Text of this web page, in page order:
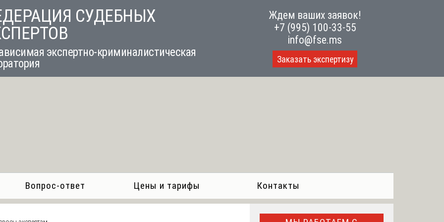
СУДЕБНЫХ
экспертно-криминалистическая
Ждем ваших заявок!
+7 (995) 100-33-55
info@fse.ms
Заказать экспертизу
Вопрос-ответ Цены и тарифы Контакты